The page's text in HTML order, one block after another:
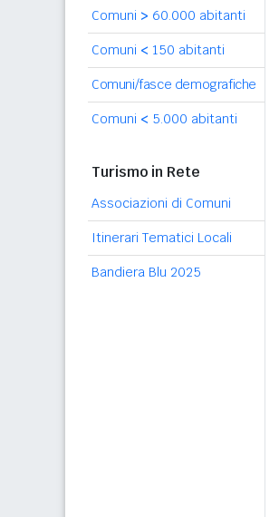
Comuni > 60.000 abitanti
Comuni < 150 abitanti
Comuni/fasce demografiche
Comuni < 5.000 abitanti
Turismo in Rete
Associazioni di Comuni
Itinerari Tematici Locali
Bandiera Blu 2025